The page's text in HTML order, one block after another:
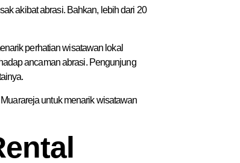
akibat abrasi. Bahkan, lebih dari 20
perhatian wisatawan lokal
ancaman abrasi. Pengunjung
untuk menarik wisatawan